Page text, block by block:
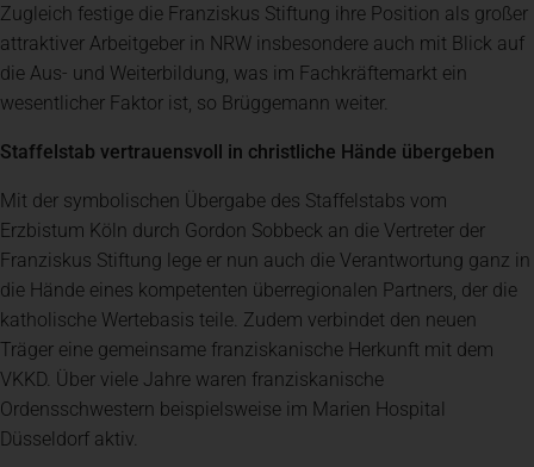
Zugleich festige die Franziskus Stiftung ihre Position als großer
attraktiver Arbeitgeber in NRW insbesondere auch mit Blick auf
die Aus- und Weiterbildung, was im Fachkräftemarkt ein
wesentlicher Faktor ist, so Brüggemann weiter.
Staffelstab vertrauensvoll in christliche Hände übergeben
Mit der symbolischen Übergabe des Staffelstabs vom
Erzbistum Köln durch Gordon Sobbeck an die Vertreter der
Franziskus Stiftung lege er nun auch die Verantwortung ganz in
die Hände eines kompetenten überregionalen Partners, der die
katholische Wertebasis teile. Zudem verbindet den neuen
Träger eine gemeinsame franziskanische Herkunft mit dem
VKKD. Über viele Jahre waren franziskanische
Ordensschwestern beispielsweise im Marien Hospital
Düsseldorf aktiv.